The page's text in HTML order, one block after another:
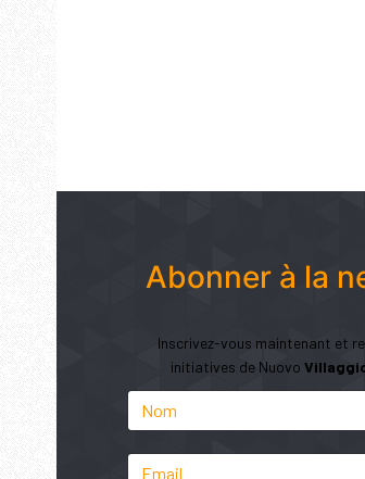
Abonner à la
Inscrivez-vous maintenant et
initiatives de Nuovo